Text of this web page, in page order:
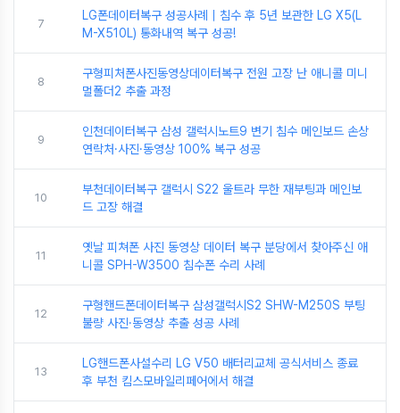
7
LG폰데이터복구 성공사례｜침수 후 5년 보관한 LG X5(L
M-X510L) 통화내역 복구 성공!
8
구형피처폰사진동영상데이터복구 전원 고장 난 애니콜 미니
멀폴더2 추출 과정
9
인천데이터복구 삼성 갤럭시노트9 변기 침수 메인보드 손상
연락처·사진·동영상 100% 복구 성공
10
부천데이터복구 갤럭시 S22 울트라 무한 재부팅과 메인보
드 고장 해결
11
옛날 피쳐폰 사진 동영상 데이터 복구 분당에서 찾아주신 애
니콜 SPH-W3500 침수폰 수리 사례
12
구형핸드폰데이터복구 삼성갤럭시S2 SHW-M250S 부팅
불량 사진·동영상 추출 성공 사례
13
LG핸드폰사설수리 LG V50 배터리교체 공식서비스 종료
후 부천 킴스모바일리페어에서 해결